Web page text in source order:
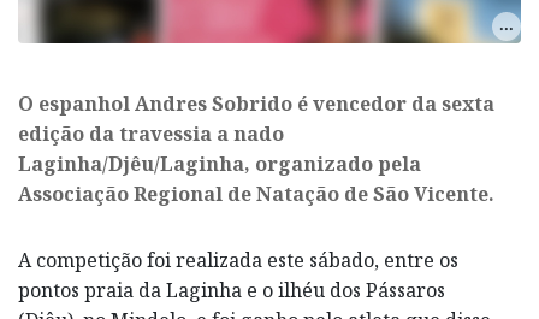
O espanhol Andres Sobrido é vencedor da sexta
edição da travessia a nado
Laginha/Djêu/Laginha, organizado pela
Associação Regional de Natação de São Vicente.
A competição foi realizada este sábado, entre os
pontos praia da Laginha e o ilhéu dos Pássaros